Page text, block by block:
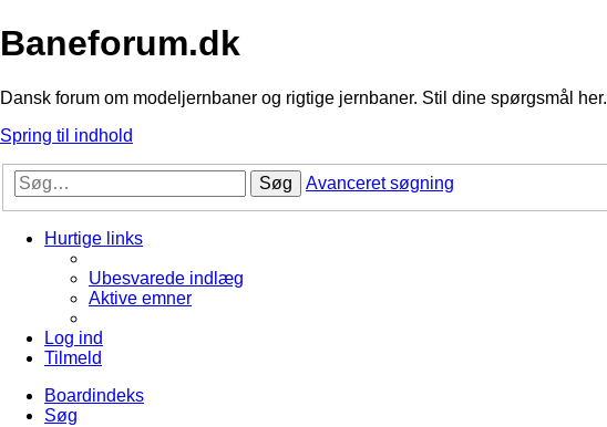
Baneforum.dk
Dansk forum om modeljernbaner og rigtige jernbaner. Stil dine spørgsmål her.
Spring til indhold
Søg Avanceret søgning
Hurtige links
Ubesvarede indlæg
Aktive emner
Log ind
Tilmeld
Boardindeks
Søg